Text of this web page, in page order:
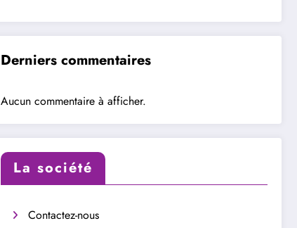
Derniers commentaires
Aucun commentaire à afficher.
La société
Contactez-nous